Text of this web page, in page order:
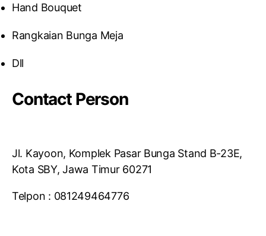
Hand Bouquet
Rangkaian Bunga Meja
Dll
Contact Person
Jl. Kayoon, Komplek Pasar Bunga Stand B-23E,
Kota SBY, Jawa Timur 60271
Telpon : 081249464776